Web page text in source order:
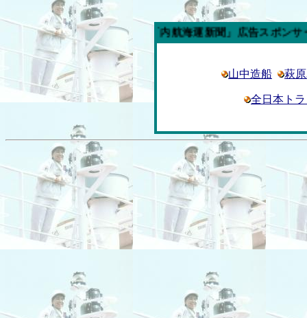
今週の「内航海運新聞」広告スポンサー企業
山中造船 萩
全日本ト